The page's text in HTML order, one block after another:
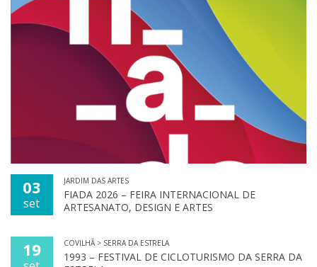
03
set
JARDIM DAS ARTES
FIADA 2026 – FEIRA INTERNACIONAL DE
ARTESANATO, DESIGN E ARTES
19 COVILHÃ > SERRA DA ESTRELA
1993 – FESTIVAL DE CICLOTURISMO DA SERRA DA